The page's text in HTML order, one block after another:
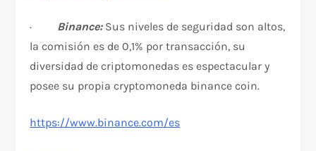
· Binance:Sus niveles de seguridad son altos,
la comisión es de 0,1% por transacción, su
diversidad de criptomonedas es espectacular y
posee su propia cryptomoneda binance coin.
https://www.binance.com/es